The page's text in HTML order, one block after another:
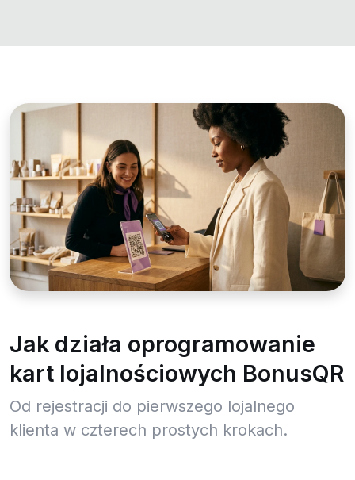
Jak działa oprogramowanie
kart lojalnościowych BonusQR
Od rejestracji do pierwszego lojalnego
klienta w czterech prostych krokach.